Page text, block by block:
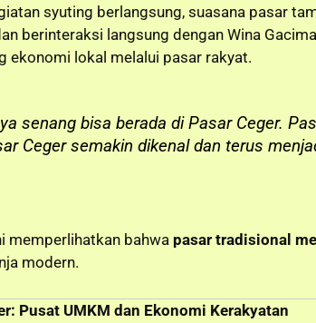
syuting berlangsung, suasana pasar
berinteraksi langsung dengan Wina
ekonomi lokal melalui pasar rakyat.
senang bisa berada di Pasar Ceger.
Ceger semakin dikenal dan terus
memperlihatkan bahwa pasar tradisional
modern.
Pusat UMKM dan Ekonomi Kerakyatan